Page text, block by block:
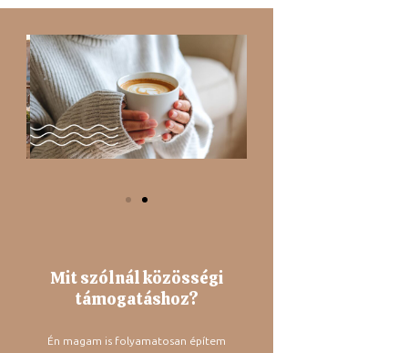
Mit szólnál közösségi
támogatáshoz?
Én magam is folyamatosan építem